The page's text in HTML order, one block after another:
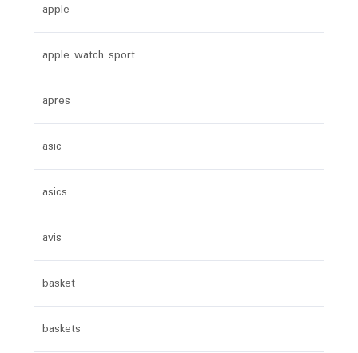
apple
apple watch sport
apres
asic
asics
avis
basket
baskets